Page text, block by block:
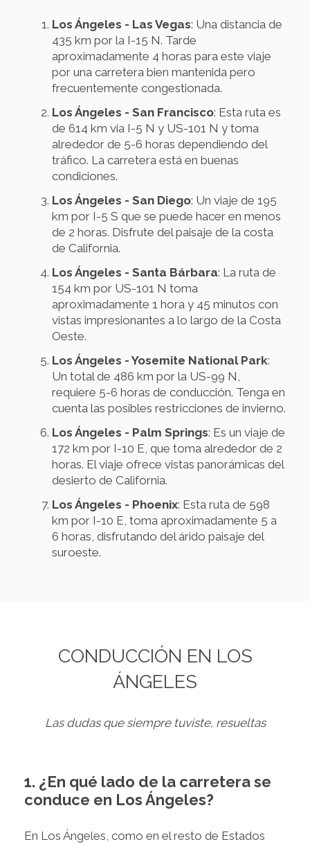
Los Ángeles - Las Vegas: Una distancia de
435 km por la I-15 N. Tarde
aproximadamente 4 horas para este viaje
por una carretera bien mantenida pero
frecuentemente congestionada.
Los Ángeles - San Francisco: Esta ruta es
de 614 km via I-5 N y US-101 N y toma
alrededor de 5-6 horas dependiendo del
tráfico. La carretera está en buenas
condiciones.
Los Ángeles - San Diego: Un viaje de 195
km por I-5 S que se puede hacer en menos
de 2 horas. Disfrute del paisaje de la costa
de California.
Los Ángeles - Santa Bárbara: La ruta de
154 km por US-101 N toma
aproximadamente 1 hora y 45 minutos con
vistas impresionantes a lo largo de la Costa
Oeste.
Los Ángeles - Yosemite National Park:
Un total de 486 km por la US-99 N,
requiere 5-6 horas de conducción. Tenga en
cuenta las posibles restricciones de invierno.
Los Ángeles - Palm Springs: Es un viaje de
172 km por I-10 E, que toma alrededor de 2
horas. El viaje ofrece vistas panorámicas del
desierto de California.
Los Ángeles - Phoenix: Esta ruta de 598
km por I-10 E, toma aproximadamente 5 a
6 horas, disfrutando del árido paisaje del
suroeste.
CONDUCCIÓN EN LOS
ÁNGELES
Las dudas que siempre tuviste, resueltas
1. ¿En qué lado de la carretera se
conduce en Los Ángeles?
En Los Ángeles, como en el resto de Estados